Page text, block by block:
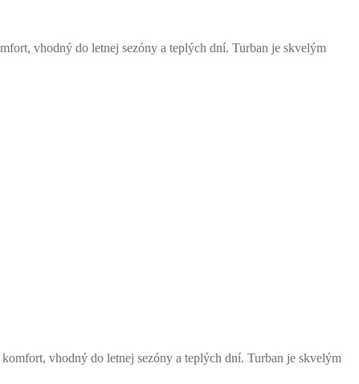
vhodný do letnej sezóny a teplých dní. Turban je skvelým
vhodný do letnej sezóny a teplých dní. Turban je skvelým